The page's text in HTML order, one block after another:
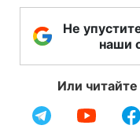
Не
наши
Или